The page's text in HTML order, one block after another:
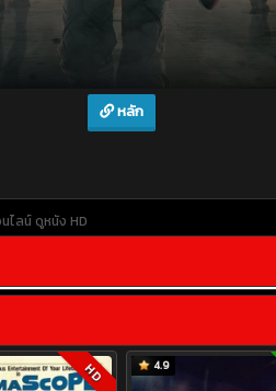
หลัก
ไลน์ ดูหนัง HD
HD 4.9